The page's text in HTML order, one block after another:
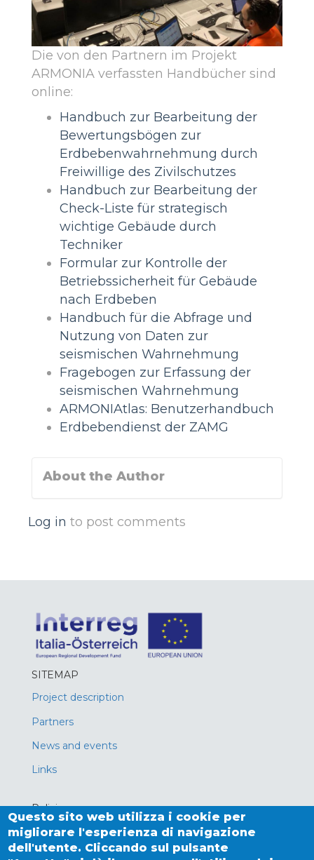
Die von den Partnern im Projekt
ARMONIA verfassten Handbücher sind
online:
Handbuch zur Bearbeitung der
Bewertungsbögen zur
Erdbebenwahrnehmung durch
Freiwillige des Zivilschutzes
Handbuch zur Bearbeitung der
Check-Liste für strategisch
wichtige Gebäude durch
Techniker
Formular zur Kontrolle der
Betriebssicherheit für Gebäude
nach Erdbeben
Handbuch für die Abfrage und
Nutzung von Daten zur
seismischen Wahrnehmung
Fragebogen zur Erfassung der
seismischen Wahrnehmung
ARMONIAtlas: Benutzerhandbuch
Erdbebendienst der ZAMG
About the Author
Log in to post comments
SITEMAP
Project description
Partners
News and events
Links
Policies
Privacy policy
Cookies
Questo sito web utilizza i cookie per
migliorare l'esperienza di navigazione
dell'utente. Cliccando sul pulsante